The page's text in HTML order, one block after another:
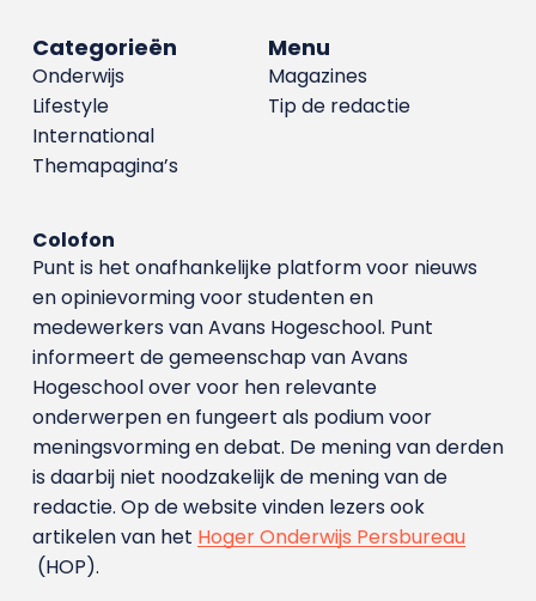
Menu
Magazines
Tip de redactie
Categorieën
Onderwijs
Lifestyle
International
Themapagina’s
Colofon
Punt is het onafhankelijke platform voor nieuws
en opinievorming voor studenten en
medewerkers van Avans Hoge­school. Punt
informeert de gemeenschap van Avans
Hogeschool over voor hen relevante
onderwerpen en fungeert als podium voor
meningsvorming en debat. De mening van derden
is daarbij niet noodzakelijk de mening van de
redactie. Op de website vinden lezers ook
artikelen van het Hoger Onderwijs Persbureau
(HOP).